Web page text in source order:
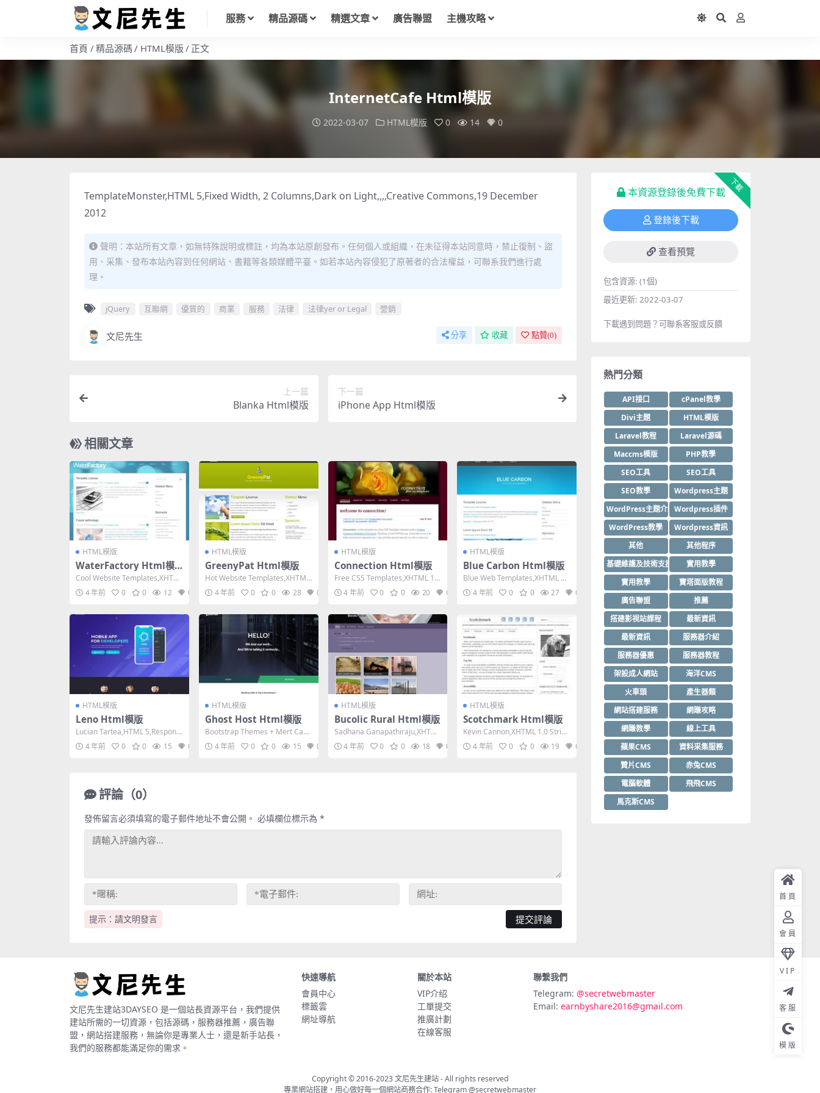
服務 精品源碼 精選文章 廣告聯盟 主機攻略
首頁 精品源碼 HTML模版 正文
InternetCafe Html模版
2022-03-07 HTML模版 0 14 0
TemplateMonster,HTML 5,Fixed Width, 2 Columns,Dark on Light,,,,Creative Commons,19 December
2012
聲明：本站所有文章，如無特殊說明或標註，均為本站原創發布。任何個人或組織，在未征得本站同意時，禁止復制、盜
用、采集、發布本站內容到任何網站、書籍等各類媒體平臺。如若本站內容侵犯了原著者的合法權益，可聯系我們進行處
理。
jQuery 互聯網 優質的 商業 服務 法律 法律yer or Legal 營銷
文尼先生 分享 收藏 點贊(0)
上一篇
Blanka Html模版
下一篇
iPhone App Html模版
相關文章
HTML模版
WaterFactory Html模
版
Cool Website Templates,XHTM
L 1.0 Transit...
4 年前 0 0 12 0
HTML模版
GreenyPat Html模版
Hot Website Templates,XHTML
1.0 Transiti...
4 年前 0 0 28 0
HTML模版
Connection Html模版
Free CSS Templates,XHTML 1.0
Strict,Fixe...
4 年前 0 0 20 0
HTML模版
Blue Carbon Html模版
Blue Web Templates,XHTML 1.
0 Transitiona...
4 年前 0 0 27 0
HTML模版
Leno Html模版
Lucian Tartea,HTML 5,Responsi
ve, 4 Colum...
4 年前 0 0 15 0
HTML模版
Ghost Host Html模版
Bootstrap Themes + Mert Can
Eyriyer,HTML...
4 年前 0 0 15 0
HTML模版
Bucolic Rural Html模版
Sadhana Ganapathiraju,XHTML
1.0 Strict,F...
4 年前 0 0 18 0
HTML模版
Scotchmark Html模版
Kevin Cannon,XHTML 1.0 Strict,
Fixed Widt...
4 年前 0 0 19 0
評論（0）
提示：請文明發言
發佈留言必須填寫的電子郵件地址不會公開。 必填欄位標示為 *
下載
本資源登錄後免費下載
登錄後下載
查看預覽
包含資源: (1個)
最近更新: 2022-03-07
下載遇到問題？可聯系客服或反饋
熱門分類
API接口
cPanel教學
Divi主題
HTML模版
Laravel教程
Laravel源碼
Maccms模版
PHP教學
SEO工具
SEO工具
SEO教學
Wordpress主題
WordPress主題介紹Wordpress插件
WordPress教學
Wordpress資訊
其他
其他程序
基礎維護及技術支援
實用教學
實用教學
寶塔面版教程
廣告聯盟
推薦
搭建影視站課程
最新資訊
最新資訊
服務器介紹
服務器優惠
服務器教程
架設成人網站
海洋CMS
火車頭
產生器類
網站搭建服務
網賺攻略
網賺教學
線上工具
蘋果CMS
資料采集服務
贊片CMS
赤兔CMS
電腦軟體
飛飛CMS
馬克斯CMS
文尼先生建站3DAYSEO 是一個站長資源平台，我們提供
建站所需的一切資源，包括源碼，服務器推薦，廣告聯
盟，網站搭建服務，無論你是專業人士，還是新手站長，
我們的服務都能滿足你的需求。
快速導航
會員中心
標籤雲
網址導航
關於本站
VIP介绍
工單提交
推廣計劃
在線客服
聯繫我們
Telegram: @secretwebmaster
Email: earnbyshare2016@gmail.com
Copyright © 2016-2023文尼先生建站- All rights reserved
專業網站搭建，用心做好每一個網站商務合作: Telegram@secretwebmaster
首頁
會員
VIP
客服
模版